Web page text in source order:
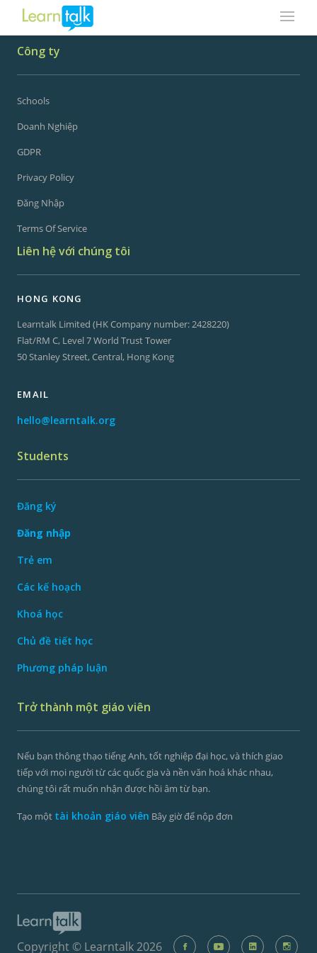
Công ty
Schools
Doanh Nghiệp
GDPR
Privacy Policy
Đăng Nhập
Terms Of Service
Liên hệ với chúng tôi
HONG KONG
Learntalk Limited (HK Company number: 2428220)
Flat/RM C, Level 7 World Trust Tower
50 Stanley Street, Central, Hong Kong
EMAIL
hello@learntalk.org
Students
Đăng ký
Đăng nhập
Trẻ em
Các kế hoạch
Khoá học
Chủ đề tiết học
Phương pháp luận
Trở thành một giáo viên
Nếu bạn thông thạo tiếng Anh, tốt nghiệp đại học, và thích giao
tiếp với mọi người từ các quốc gia và nền văn hoá khác nhau,
chúng tôi rất muốn nhận được hồi âm từ bạn.
Tạo một tài khoản giáo viên Bây giờ để nộp đơn
Copyright © Learntalk 2026